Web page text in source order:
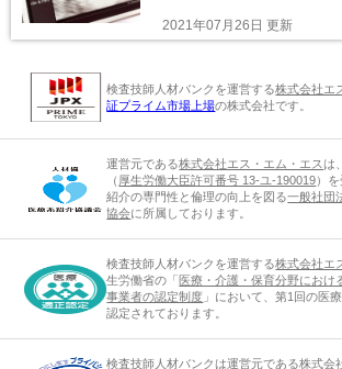
2021年07月26日 更新
検査技師人材バンクを運営する株式会社エ
証プライム市場上場の株式会社です。
運営元である株式会社エス・エム・エスは
（ 厚生労働大臣許可番号 13-ユ-190019）
紹介の専門性と倫理の向上を図る一般社団
協会に所属しております。
検査技師人材バンクを運営する株式会社エ
生労働省の「 医療・介護・保育分野におけ
事業者の認定制度 」において、第1回の医
認定されております。
検査技師人材バンクは運営元である株式会